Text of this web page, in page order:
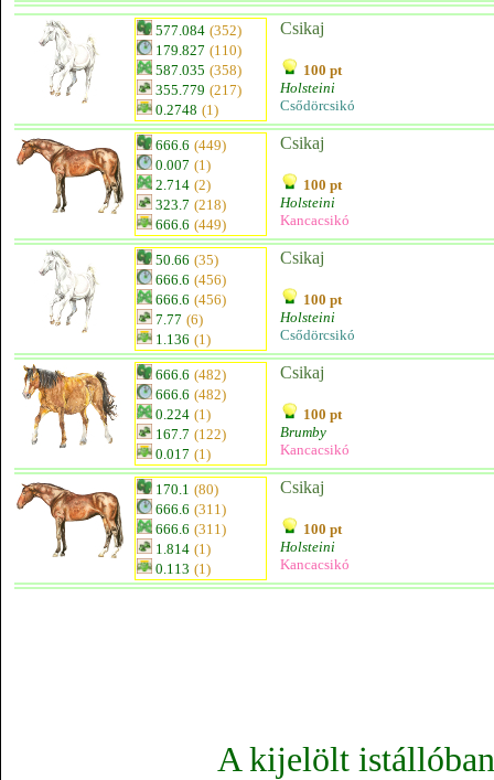
577.084 (352)
179.827 (110)
587.035 (358)
355.779 (217)
0.2748 (1)
Csikaj
100 pt
Holsteini
Csődörcsikó
666.6 (449)
0.007 (1)
2.714 (2)
323.7 (218)
666.6 (449)
Csikaj
100 pt
Holsteini
Kancacsikó
50.66 (35)
666.6 (456)
666.6 (456)
7.77 (6)
1.136 (1)
Csikaj
100 pt
Holsteini
Csődörcsikó
666.6 (482)
666.6 (482)
0.224 (1)
167.7 (122)
0.017 (1)
Csikaj
100 pt
Brumby
Kancacsikó
170.1 (80)
666.6 (311)
666.6 (311)
1.814 (1)
0.113 (1)
Csikaj
100 pt
Holsteini
Kancacsikó
A kijelölt